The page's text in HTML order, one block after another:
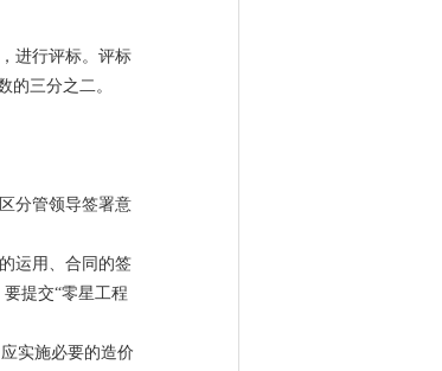
进行评标。评标
的三分之二。
分管领导签署意
运用、合同的签
提交“零星工程
实施必要的造价